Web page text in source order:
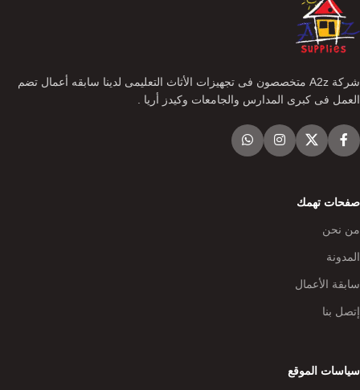
شركة A2z متخصصون فى تجهيزات الأثاث التعليمى لدينا سابقه أعمال تضم
العمل فى كبرى المدارس والجامعات وكيدز أريا .
صفحات تهمك
من نحن
المدونة
سابقة الأعمال
إتصل بنا
سياسات الموقع